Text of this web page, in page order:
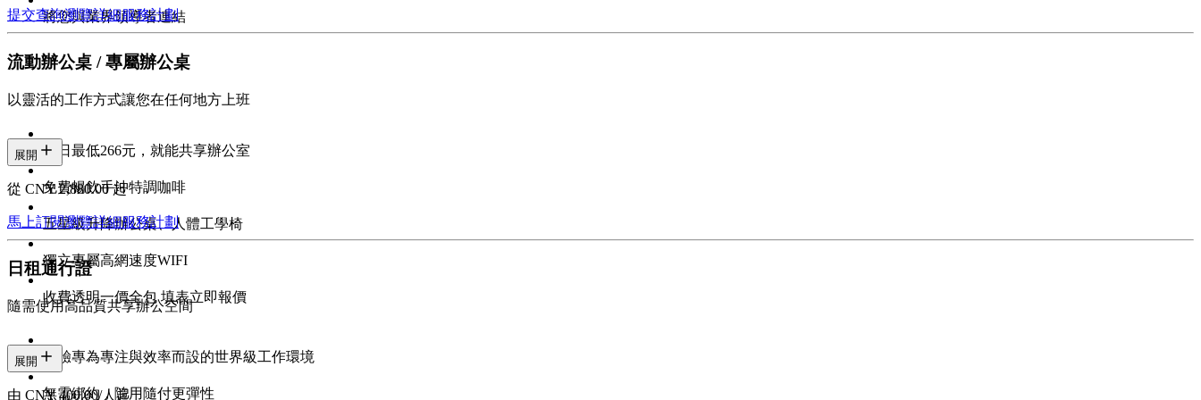
將您與業界領導者連結
提交查詢瀏覽詳細服務計劃
流動辦公桌 / 專屬辦公桌
以靈活的工作方式讓您在任何地方上班
每日最低266元，就能共享辦公室
免費暢飲手沖特調咖啡
五星級升降辦公桌、人體工學椅
獨立專屬高網速度WIFI
收費透明一價全包 填表立即報價
展開
從 CNY 2,880.00 起
馬上訂閱瀏覽詳細服務計劃
日租通行證
隨需使用高品質共享辦公空間
體驗專為專注與效率而設的世界級工作環境
無需綁約，隨用隨付更彈性
展開
由 CNY 400.00/人起